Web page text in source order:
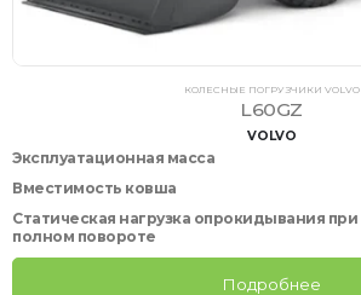
КОЛЕСНЫЕ ПОГРУЗЧИКИ VOLVO
L60GZ
VOLVO
Эксплуатационная масса
Вместимость ковша
Статическая нагрузка опрокидывания при
полном повороте
Подробнее